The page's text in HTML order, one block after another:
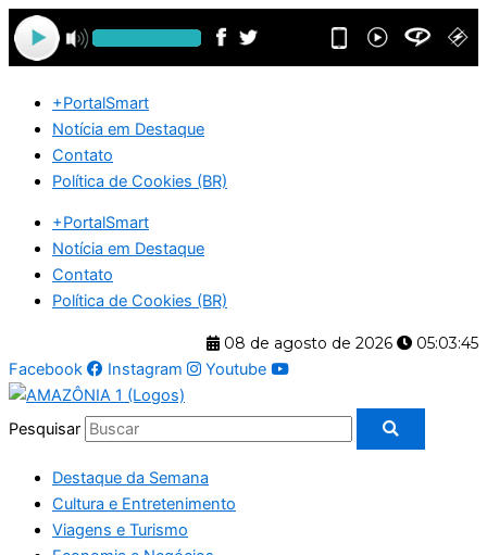
Ir
para
o
+PortalSmart
Notícia em Destaque
Contato
Política de Cookies (BR)
+PortalSmart
Notícia em Destaque
Contato
Política de Cookies (BR)
08 de agosto de 2026
05:03:46
Facebook
Instagram Youtube
Pesquisar
Destaque da Semana
Cultura e Entretenimento
Viagens e Turismo